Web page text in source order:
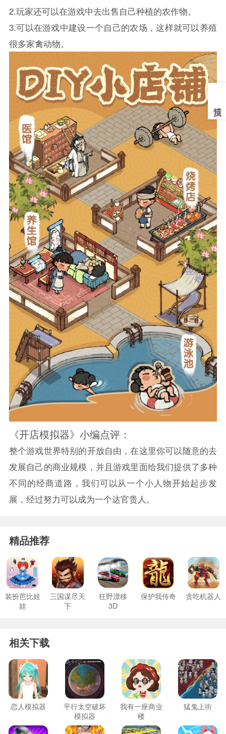
2.玩家还可以在游戏中去出售自己种植的农作物。
3.可以在游戏中建设一个自己的农场，这样就可以养殖
很多家禽动物。
《开店模拟器》小编点评：
整个游戏世界特别的开放自由，在这里你可以随意的去
发展自己的商业规模，并且游戏里面给我们提供了多种
不同的经商道路，我们可以从一个小人物开始起步发
展，经过努力可以成为一个达官贵人。
精品推荐
装扮芭比娃
娃
三国谋尽天
下
狂野漂移
3D
保护我传奇 贪吃机器人
相关下载
恋人模拟器
平行太空破坏
模拟器
我有一座商业
楼
猛鬼上街